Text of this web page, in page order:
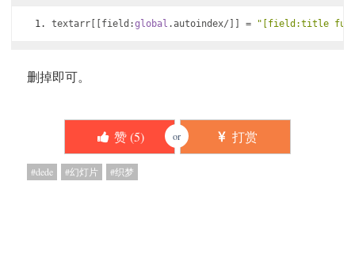
textarr field :global .autoindex/]] = "[field:title
删掉即可。
赞 (5) or 打赏
dede 幻灯片 织梦